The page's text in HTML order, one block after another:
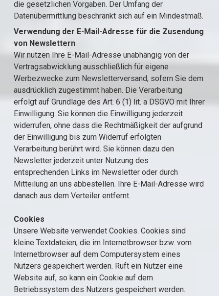
die gesetzlichen Vorgaben. Der Umfang der
Datenübermittlung beschränkt sich auf ein Mindestmaß.
Verwendung der E-Mail-Adresse für die Zusendung
von Newslettern
Wir nutzen Ihre E-Mail-Adresse unabhängig von der
Vertragsabwicklung ausschließlich für eigene
Werbezwecke zum Newsletterversand, sofern Sie dem
ausdrücklich zugestimmt haben. Die Verarbeitung
erfolgt auf Grundlage des Art. 6 (1) lit. a DSGVO mit Ihrer
Einwilligung. Sie können die Einwilligung jederzeit
widerrufen, ohne dass die Rechtmäßigkeit der aufgrund
der Einwilligung bis zum Widerruf erfolgten
Verarbeitung berührt wird. Sie können dazu den
Newsletter jederzeit unter Nutzung des
entsprechenden Links im Newsletter oder durch
Mitteilung an uns abbestellen. Ihre E-Mail-Adresse wird
danach aus dem Verteiler entfernt.
Cookies
Unsere Website verwendet Cookies. Cookies sind
kleine Textdateien, die im Internetbrowser bzw. vom
Internetbrowser auf dem Computersystem eines
Nutzers gespeichert werden. Ruft ein Nutzer eine
Website auf, so kann ein Cookie auf dem
Betriebssystem des Nutzers gespeichert werden.